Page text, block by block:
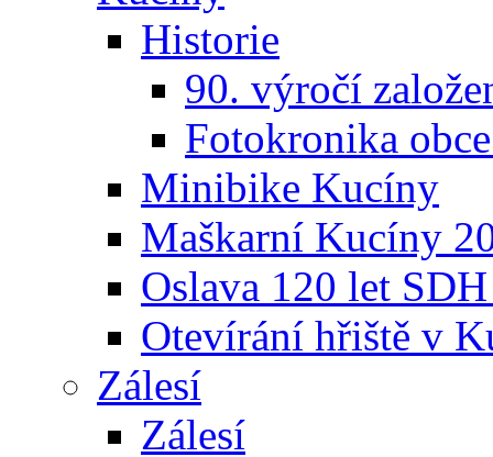
Historie
90. výročí
Fotokronika
Minibike Kucíny
Maškarní Kucíny
Oslava 120 let
Otevírání hřiště v
Zálesí
Zálesí